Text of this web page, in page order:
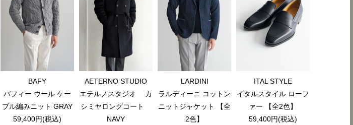
BAFY
バフィー ウール ケー
ブル編みニット GRAY
59,400円(税込)
AETERNO STUDIO
エテルノスタジオ カ
シミヤロングコート
NAVY
LARDINI
ラルディーニ コットン
ニットジャケット 【全
2色】
ITAL STYLE
イタルスタイル ローフ
ァー 【全2色】
59,400円(税込)